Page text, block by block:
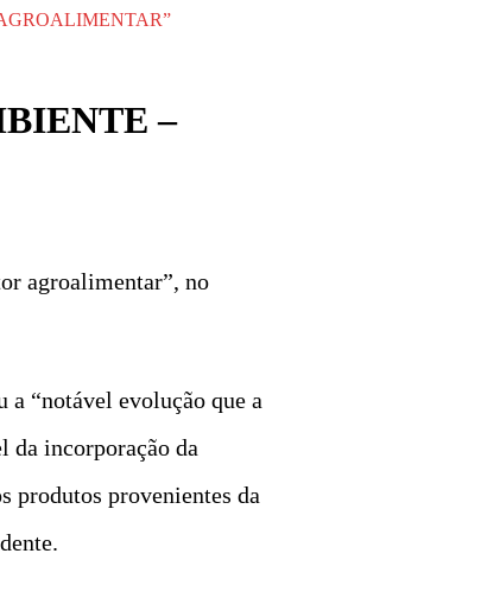
–
agroalimentar”, no
a “notável evolução que a
da incorporação da
produtos provenientes da